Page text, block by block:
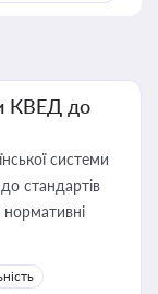
КВЕД до
системи
до стандартів